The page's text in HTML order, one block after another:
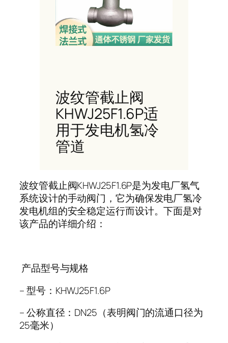
波纹管截止阀
KHWJ25F1.6P适
用于发电机氢冷
管道
波纹管截止阀KHWJ25F1.6P是为发电厂氢气
系统设计的手动阀门，它为确保发电厂氢冷
发电机组的安全稳定运行而设计。下面是对
该产品的详细介绍：
产品型号与规格
–型号： KHWJ25F1.6P
–公称直径： DN25 （表明阀门的流通口径为
25毫米）